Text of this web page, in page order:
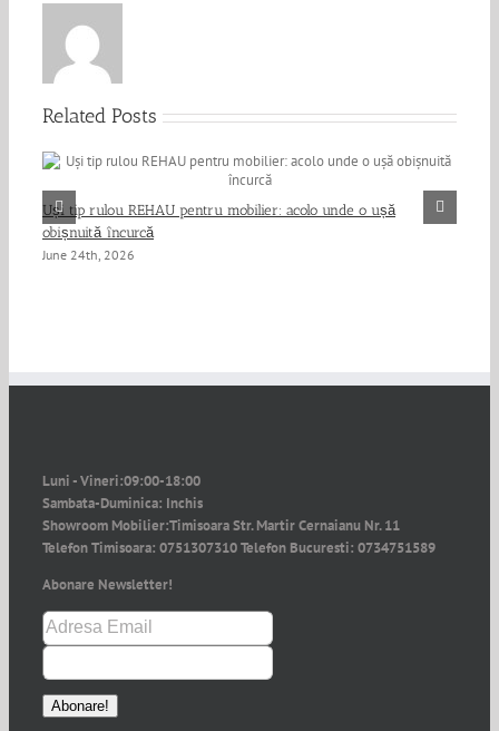
Related Posts
Uși tip rulou REHAU pentru mobilier: acolo unde o ușă
obișnuită încurcă
June 24th, 2026
Luni - Vineri:09:00-18:00
Sambata-Duminica: Inchis
Showroom Mobilier:Timisoara Str. Martir Cernaianu Nr. 11
Telefon Timisoara: 0751307310Telefon Bucuresti: 0734751589
Abonare Newsletter!